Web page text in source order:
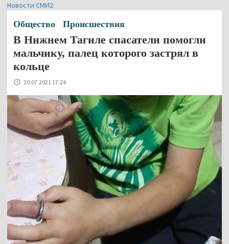
Новости СМИ2
Общество Происшествия
В Нижнем Тагиле спасатели помогли
мальчику, палец которого застрял в
кольце
20.07.2021 17:24